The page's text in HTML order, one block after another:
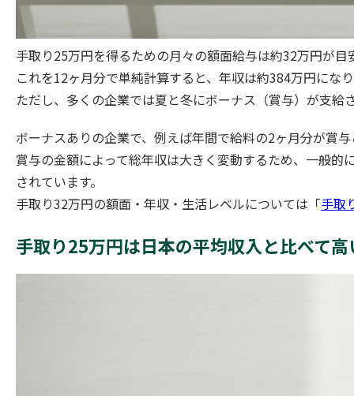
手取り25万円を得るための月々の額面給与は約32万円が目
これを12ヶ月分で単純計算すると、年収は約384万円にな
ただし、多くの企業では夏と冬にボーナス（賞与）が支給
ボーナスありの企業で、例えば年間で給料の2ヶ月分が賞
賞与の金額によって総年収は大きく変動するため、一般的
されています。
手取り32万円の額面・年収・生活レベルについては「手取
手取り25万円は日本の平均収入と比べて